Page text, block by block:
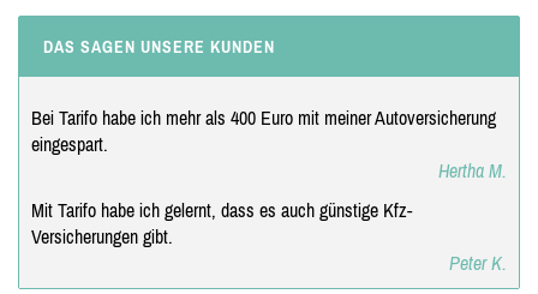
DAS SAGEN UNSERE KUNDEN
Bei Tarifo habe ich mehr als 400 Euro mit meiner Autoversicherung
eingespart.
Hertha M.
Mit Tarifo habe ich gelernt, dass es auch günstige Kfz-
Versicherungen gibt.
Peter K.